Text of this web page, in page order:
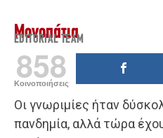
Μονοπάτια
EDITORIAL TEAM
858
Κοινοποιήσεις
Οι γνωριμίες ήταν
πανδημία, αλλά τώρα